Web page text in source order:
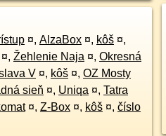
¤, AlzaBox ¤, kôš ¤,
¤, Žehlenie Naja ¤, Okresná
V ¤, kôš ¤, OZ Mosty
sieň ¤, Uniqa ¤, Tatra
¤, Z-Box ¤, kôš ¤, číslo